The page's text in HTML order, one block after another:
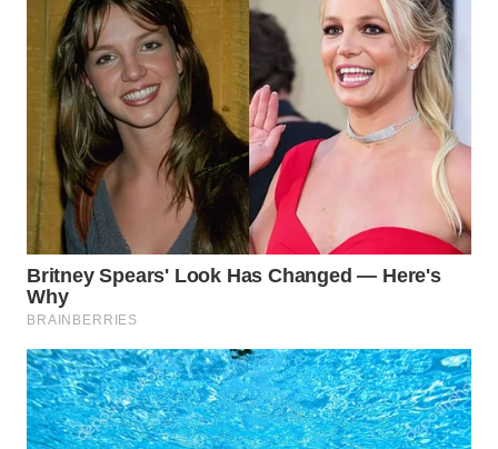
WN
BOGOR
WN
DEPOK
WN
TAPANULI
UTARA
WN
SAMOSIR
WN
PADANG
LAWAS